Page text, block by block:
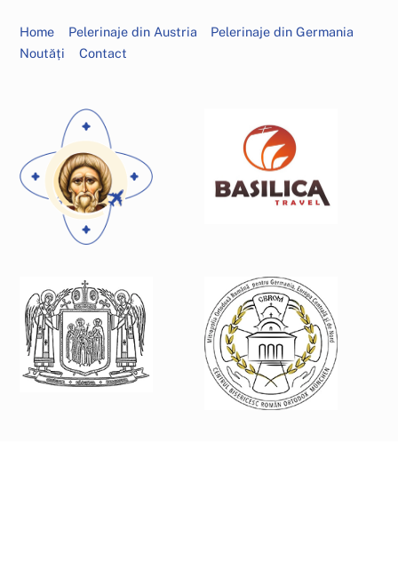
Home Pelerinaje din Austria
Pelerinaje din Germania
Noutăți
Contact